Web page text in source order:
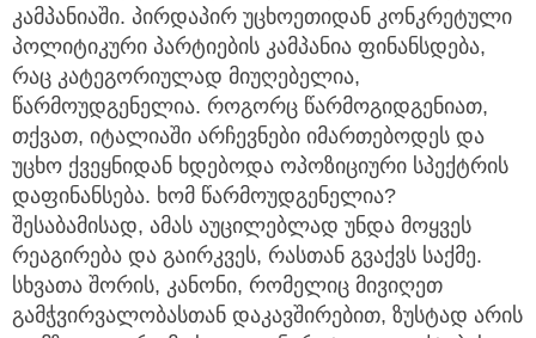
კამპანიაში. პირდაპირ უცხოეთიდან კონკრეტული
პოლიტიკური პარტიების კამპანია ფინანსდება,
რაც კატეგორიულად მიუღებელია,
წარმოუდგენელია. როგორც წარმოგიდგენიათ,
თქვათ, იტალიაში არჩევნები იმართებოდეს და
უცხო ქვეყნიდან ხდებოდა ოპოზიციური სპექტრის
დაფინანსება. ხომ წარმოუდგენელია?
შესაბამისად, ამას აუცილებლად უნდა მოყვეს
რეაგირება და გაირკვეს, რასთან გვაქვს საქმე.
სხვათა შორის, კანონი, რომელიც მივიღეთ
გამჭვირვალობასთან დაკავშირებით, ზუსტად არის